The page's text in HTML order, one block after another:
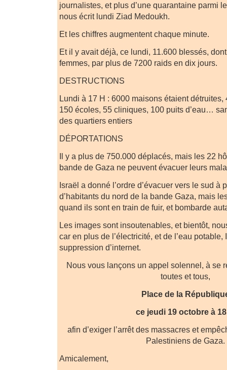
journalistes, et plus d’une quarantaine parmi
nous écrit lundi Ziad Medoukh.
Et les chiffres augmentent chaque minute.
Et il y avait déjà, ce lundi, 11.600 blessés,
femmes, par plus de 7200 raids en dix jours.
DESTRUCTIONS
Lundi à 17 H : 6000 maisons étaient détruites,
150 écoles, 55 cliniques, 100 puits d’eau…
des quartiers entiers
DÉPORTATIONS
Il y a plus de 750.000 déplacés, mais les 22
bande de Gaza ne peuvent évacuer leurs
Israël a donné l’ordre d’évacuer vers le sud à
d’habitants du nord de la bande Gaza, mais
quand ils sont en train de fuir, et bombarde
Les images sont insoutenables, et bientôt,
car en plus de l’électricité, et de l’eau
suppression d’internet.
Nous vous lançons un appel solennel, à se
toutes et tous,
Place de la
ce jeudi 19 octobre à
afin d’exiger l’arrêt des massacres et
Palestiniens de Gaza.
Amicalement,